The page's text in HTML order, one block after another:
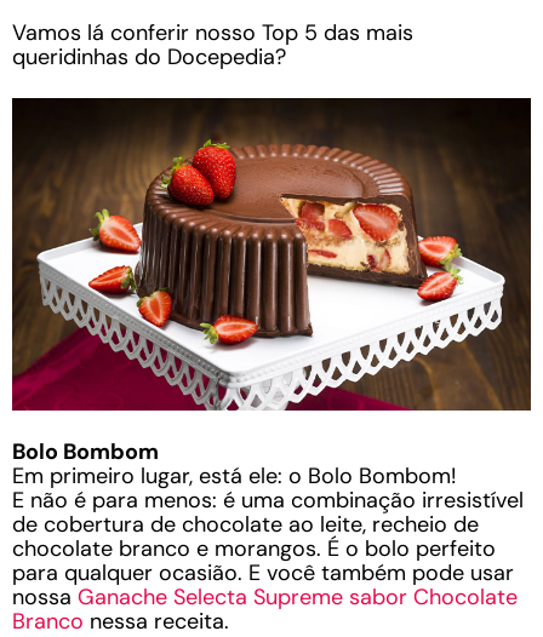
Vamos lá conferir nosso Top 5 das mais
queridinhas do Docepedia?
Bolo Bombom
Em primeiro lugar, está ele: o Bolo Bombom!
E não é para menos: é uma combinação irresistível
de cobertura de chocolate ao leite, recheio de
chocolate branco e morangos. É o bolo perfeito
para qualquer ocasião. E você também pode usar
nossa Ganache Selecta Supreme sabor Chocolate
Branco nessa receita.